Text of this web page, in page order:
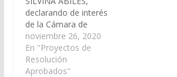
declarando de interés
de la Cámara de
Senadores la “VIII
Jornada Nacional de
Derecho del Trabajo,
XXII Encuentro
noviembre 26, 2020
En "Proyectos de
Resolución
Aprobados"